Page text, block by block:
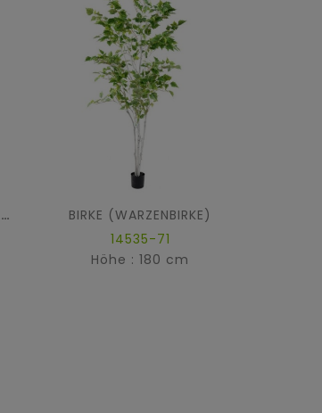
WEIDENBAUM AMERIKANISCH PLAST
BIRKE (WARZENBIRKE)
14535-71
Höhe : 180 cm